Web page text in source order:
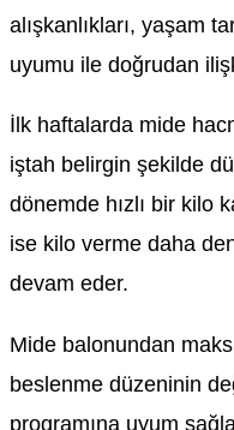
alışkanlıkları, yaşam
uyumu ile doğrudan
İlk haftalarda mide
iştah belirgin şekilde
dönemde hızlı bir kilo
ise kilo verme daha
devam eder.
Mide balonundan
beslenme düzeninin
programına uyum